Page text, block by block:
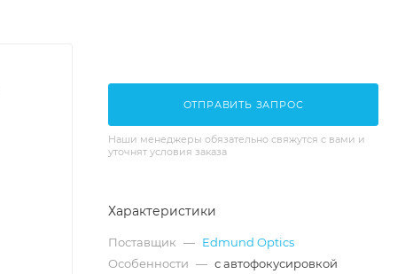
ОТПРАВИТЬ ЗАПРОС
Наши менеджеры обязательно свяжутся с вами и
уточнят условия заказа
Характеристики
Поставщик — Edmund Optics
Особенности — с автофокусировкой